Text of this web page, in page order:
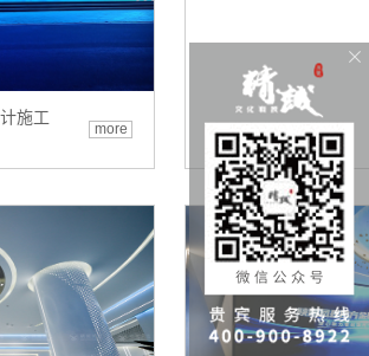
施工
more